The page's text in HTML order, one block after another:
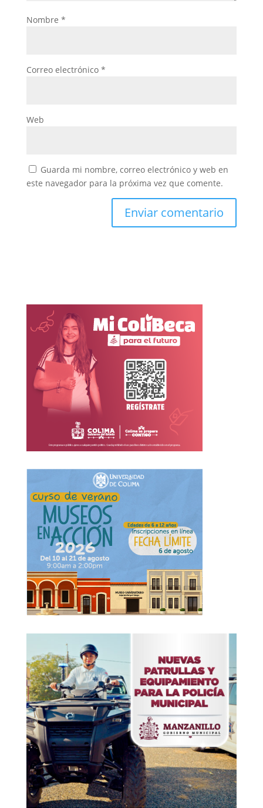
Nombre *
Correo electrónico *
Web
Guarda mi nombre, correo electrónico y web en
este navegador para la próxima vez que comente.